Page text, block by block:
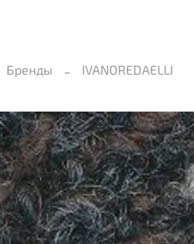
Бренды IVANOREDAELLI